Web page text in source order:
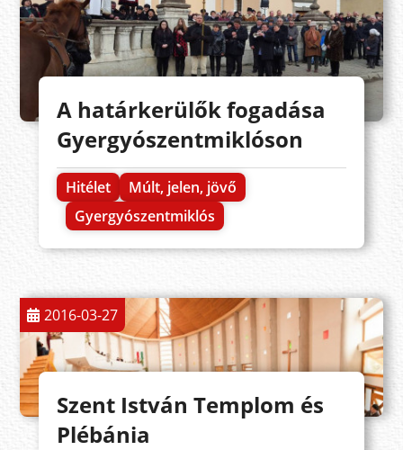
A határkerülők fogadása
Gyergyószentmiklóson
Hitélet
Múlt, jelen, jövő
Gyergyószentmiklós
2016-03-27
Szent István Templom és
Plébánia